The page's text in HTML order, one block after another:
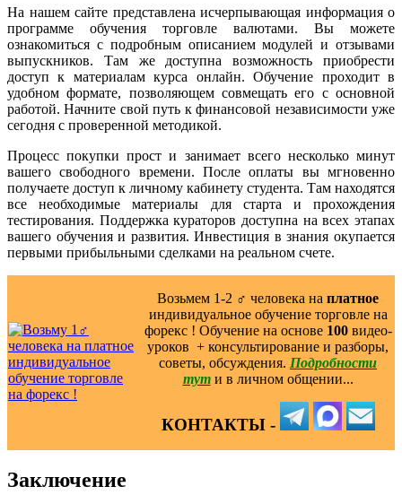
На нашем сайте представлена исчерпывающая информация о
программе обучения торговле валютами. Вы можете
ознакомиться с подробным описанием модулей и отзывами
выпускников. Там же доступна возможность приобрести
доступ к материалам курса онлайн. Обучение проходит в
удобном формате, позволяющем совмещать его с основной
работой. Начните свой путь к финансовой независимости уже
сегодня с проверенной методикой.
Процесс покупки прост и занимает всего несколько минут
вашего свободного времени. После оплаты вы мгновенно
получаете доступ к личному кабинету студента. Там находятся
все необходимые материалы для старта и прохождения
тестирования. Поддержка кураторов доступна на всех этапах
вашего обучения и развития. Инвестиция в знания окупается
первыми прибыльными сделками на реальном счете.
Возьмем 1-2 ‍♂️ человека на платное
индивидуальное обучение торговле на
форекс ! Обучение на основе 100видео-
уроков ️ + консультирование и разборы,
советы, обсуждения. Подробности
тут и в личном общении...
КОНТАКТЫ -
Заключение